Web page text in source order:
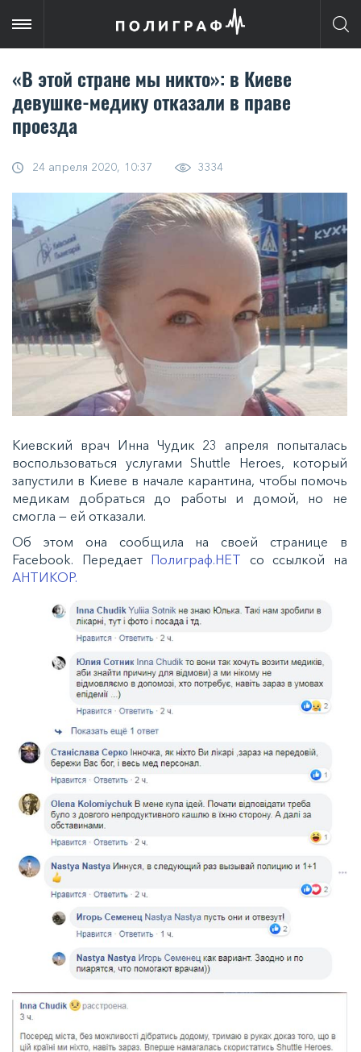
«В этой стране мы никто»: в Киеве
девушке-медику отказали в праве
проезда
24 апреля 2020, 10:37 3334
Киевский врач Инна Чудик 23 апреля попыталась
воспользоваться услугами Shuttle Heroes, который
запустили в Киеве в начале карантина, чтобы помочь
медикам добраться до работы и домой, но не
смогла — ей отказали.
Об этом она сообщила на своей странице в
Facebook. Передает Полиграф.НЕТ со ссылкой на
АНТИКОР.